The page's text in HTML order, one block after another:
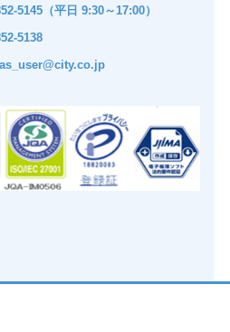
5145（平日 9:30～17:00）
5138